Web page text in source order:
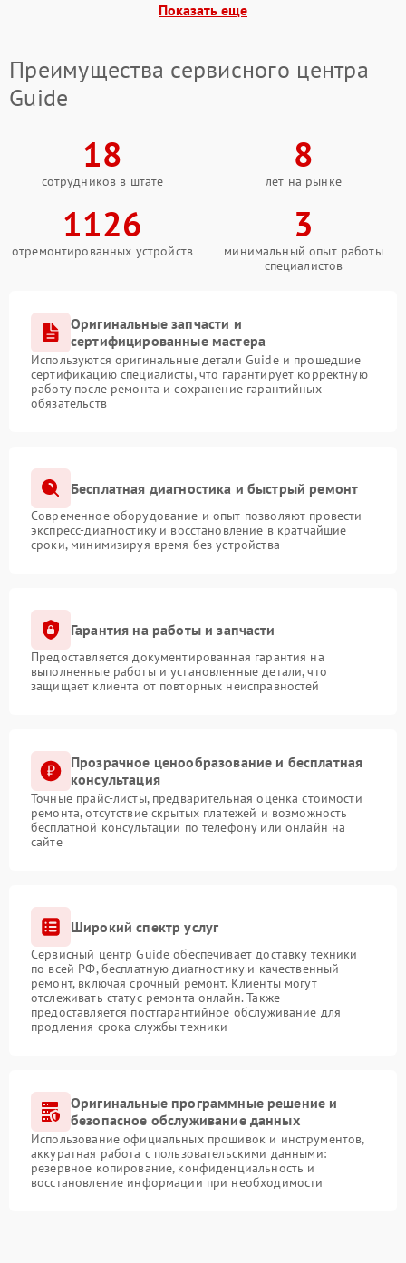
Неисправность системы
Проблемы с заземлением 1000 ₽ Подробнее →
Неисправность кнопок
Подробнее →
Показать еще
Преимущества сервисного центра
Guide
18
сотрудников в штате
8
лет на рынке
1126
отремонтированных устройств
3
минимальный опыт работы
специалистов
Оригинальные запчасти и
сертифицированные мастера
Используются оригинальные детали Guide и прошедшие
сертификацию специалисты, что гарантирует корректную
работу после ремонта и сохранение гарантийных
обязательств
Бесплатная диагностика и быстрый ремонт
Современное оборудование и опыт позволяют провести
экспресс-диагностику и восстановление в кратчайшие
сроки, минимизируя время без устройства
Гарантия на работы и запчасти
Предоставляется документированная гарантия на
выполненные работы и установленные детали, что
защищает клиента от повторных неисправностей
Прозрачное ценообразование и бесплатная
консультация
Точные прайс-листы, предварительная оценка стоимости
ремонта, отсутствие скрытых платежей и возможность
бесплатной консультации по телефону или онлайн на
сайте
Широкий спектр услуг
Сервисный центр Guide обеспечивает доставку техники
по всей РФ, бесплатную диагностику и качественный
ремонт, включая срочный ремонт. Клиенты могут
отслеживать статус ремонта онлайн. Также
предоставляется постгарантийное обслуживание для
продления срока службы техники
Оригинальные программные решение и
безопасное обслуживание данных
Использование официальных прошивок и инструментов,
аккуратная работа с пользовательскими данными:
резервное копирование, конфиденциальность и
восстановление информации при необходимости